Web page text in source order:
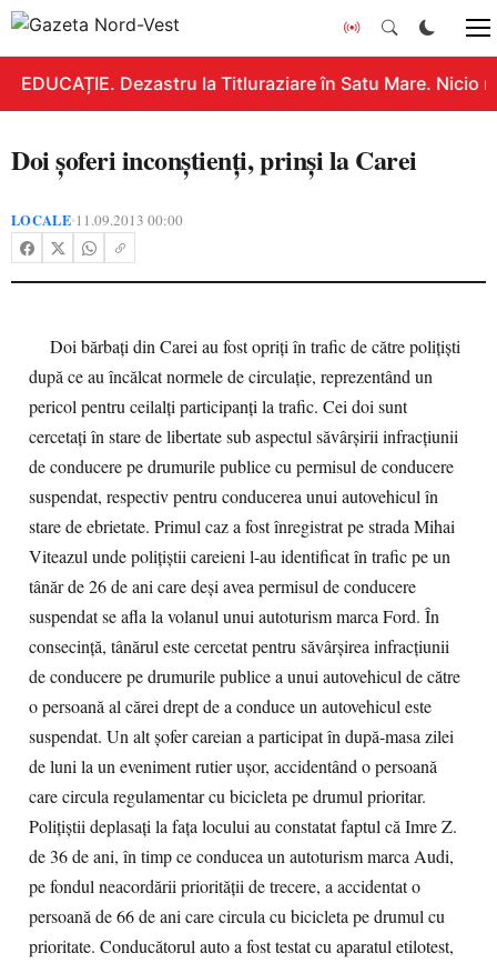
EDUCAȚIE. Dezastru la Titluraziare în Satu Mare. Nicio
Doi şoferi inconştienţi, prinşi la Carei
LOCALE•11.09.2013 00:00
Doi bărbaţi din Carei au fost opriţi în trafic de către poliţişti
după ce au încălcat normele de circulaţie, reprezentând un
pericol pentru ceilalţi participanţi la trafic. Cei doi sunt
cercetaţi în stare de libertate sub aspectul săvârşirii infracţiunii
de conducere pe drumurile publice cu permisul de conducere
suspendat, respectiv pentru conducerea unui autovehicul în
stare de ebrietate. Primul caz a fost înregistrat pe strada Mihai
Viteazul unde poliţiştii careieni l-au identificat în trafic pe un
tânăr de 26 de ani care deşi avea permisul de conducere
suspendat se afla la volanul unui autoturism marca Ford. În
consecinţă, tânărul este cercetat pentru săvârşirea infracţiunii
de conducere pe drumurile publice a unui autovehicul de către
o persoană al cărei drept de a conduce un autovehicul este
suspendat. Un alt şofer careian a participat în după-masa zilei
de luni la un eveniment rutier uşor, accidentând o persoană
care circula regulamentar cu bicicleta pe drumul prioritar.
Poliţiştii deplasaţi la faţa locului au constatat faptul că Imre Z.
de 36 de ani, în timp ce conducea un autoturism marca Audi,
pe fondul neacordării priorităţii de trecere, a accidentat o
persoană de 66 de ani care circula cu bicicleta pe drumul cu
prioritate. Conducătorul auto a fost testat cu aparatul etilotest,